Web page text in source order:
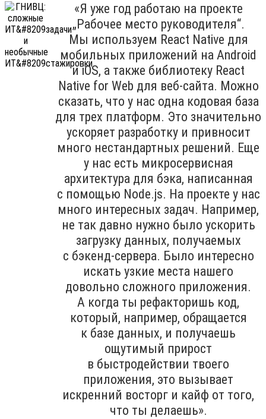
«Я уже год работаю на проекте
„Рабочее место руководителя“.
Мы используем React Native для
мобильных приложений на Android
и iOS, а также библиотеку React
Native for Web для веб-сайта. Можно
сказать, что у нас одна кодовая база
для трех платформ. Это значительно
ускоряет разработку и привносит
много нестандартных решений. Еще
у нас есть микросервисная
архитектура для бэка, написанная
с помощью Node.js. На проекте у нас
много интересных задач. Например,
не так давно нужно было ускорить
загрузку данных, получаемых
с бэкенд-сервера. Было интересно
искать узкие места нашего
довольно сложного приложения.
А когда ты рефакторишь код,
который, например, обращается
к базе данных, и получаешь
ощутимый прирост
в быстродействии твоего
приложения, это вызывает
искренний восторг и кайф от того,
что ты делаешь».